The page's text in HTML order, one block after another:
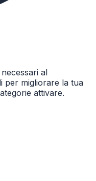
al
per migliorare la tua
attivare.